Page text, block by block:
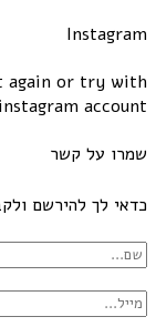
Instagram
again or try with
account.
שמרו על קשר
כדאי לך להירשם